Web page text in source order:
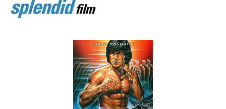
Bildergalerie überspringen